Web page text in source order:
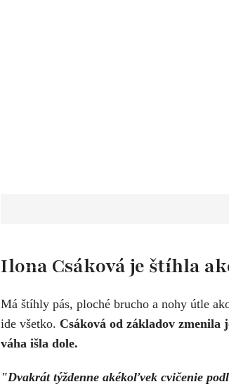
Ilona Csáková je štíhla
Má štíhly pás, ploché brucho a nohy útle
ide všetko. Csáková od základov
váha išla dole.
"Dvakrát týždenne akékoľvek cvičenie